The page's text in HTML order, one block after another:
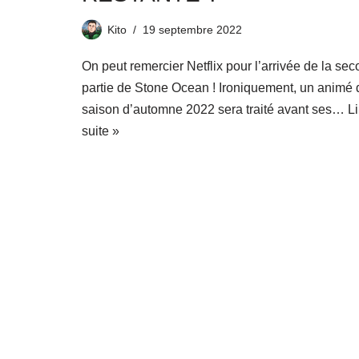
Kito 19 septembre 2022
On peut remercier Netflix pour l’arrivée de la
partie de Stone Ocean ! Ironiquement, un animé
saison d’automne 2022 sera traité avant ses…
suite »